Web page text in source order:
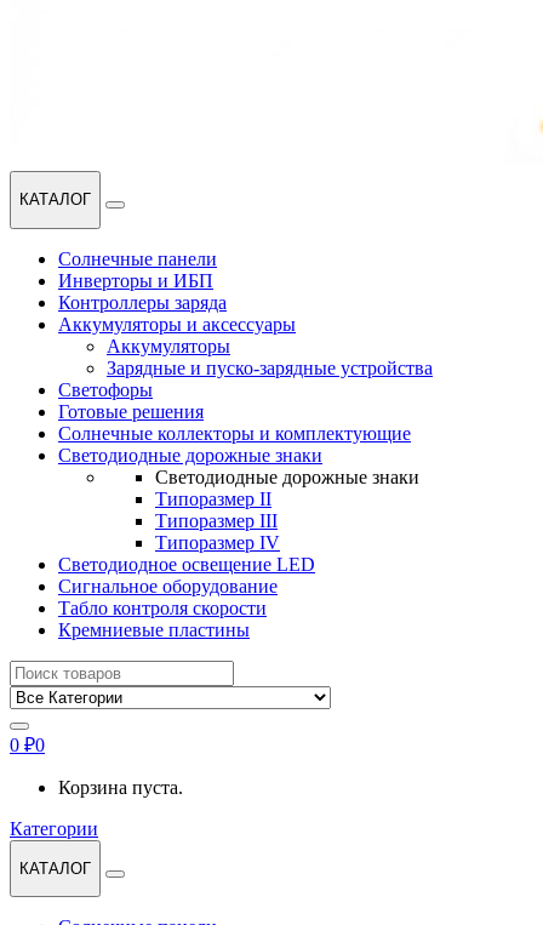
КАТАЛОГ
Солнечные панели
Инверторы и ИБП
Контроллеры заряда
Аккумуляторы и аксессуары
Аккумуляторы
Зарядные и пуско-зарядные устройства
Светофоры
Готовые решения
Солнечные коллекторы и комплектующие
Светодиодные дорожные знаки
Светодиодные дорожные знаки
Типоразмер II
Типоразмер III
Типоразмер IV
Светодиодное освещение LED
Сигнальное оборудование
Табло контроля скорости
Кремниевые пластины
Найти:
0 ₽0
Корзина пуста.
Категории
КАТАЛОГ